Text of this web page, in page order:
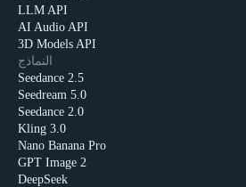
LLM API
AI Audio API
3D Models API
النماذج
Seedance 2.5
Seedream 5.0
Seedance 2.0
Kling 3.0
Nano Banana Pro
GPT Image 2
DeepSeek